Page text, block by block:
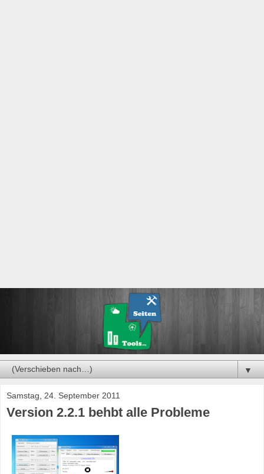
▼
Samstag, 24. September 2011
Version 2.2.1 behbt alle Probleme